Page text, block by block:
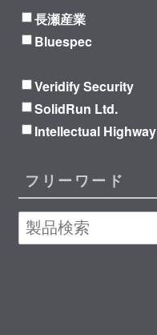
長瀬産業
Bluespec
Veridify Security
SolidRun Ltd.
Intellectual Highway
フリーワード